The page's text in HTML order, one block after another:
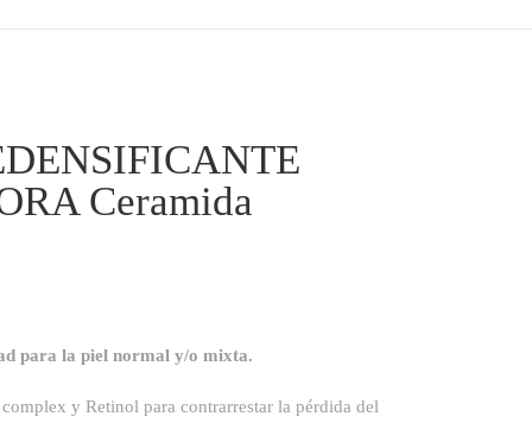
Ceramida
para la piel normal y/o mixta.
y Retinol para contrarrestar la pérdida del